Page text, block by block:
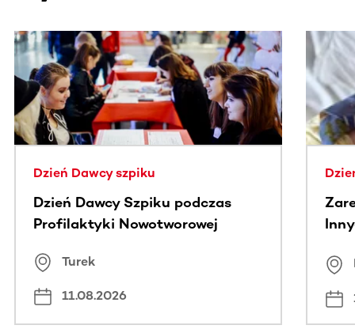
Ta sekcja zawiera treści przewijane w poziomie. Użyj
Dzień Dawcy szpiku
Dzień Dawcy Szpiku podczas
Profilaktyki Nowotworowej
Turek
11.08.2026